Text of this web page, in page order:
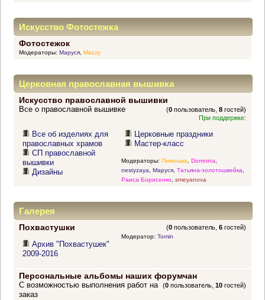
Искусство Фотостежка
Фотостежок
Модераторы: Маруся, Mazzy
Церковная православная вышивка
Искусство православной вышивки
(0 пользователь,8 гостей)
Все о православной вышивке
При поддержке:
Все об изделиях для
православных храмов
СП православной
вышивки
Дизайны
Церковные праздники
Мастер-класс
Модераторы: Пимошка Domnina
nestyzaya
Маруся, Татьяна-золотошвейка
Раиса Борисенко, smeyanova
Галерея
Похвастушки (0 пользователь,6 гостей)
Архив "Похвастушек"
2009-2016
Модератор: Tomin
Персональные альбомы наших форумчан
(0 пользователь,10 гостей)
С возможностью выполнения работ на
заказ